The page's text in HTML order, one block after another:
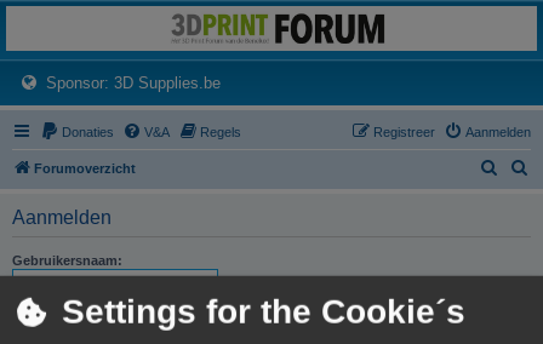
Het 3D print forum van de Benelux na de sluiting van 3dprintforum.nl
Sponsor: 3D Supplies.be(Opens a new tab)
Donaties V&A Regels Aanmelden
Registreer
Forumoverzicht
Aanmelden
Gebruikersnaam:
Wachtwoord:Settings for the Cookie´s